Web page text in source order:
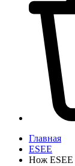
Главная
ESEE
Нож ESEE